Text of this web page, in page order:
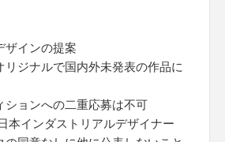
ザインの提案
ジナルで国内外未発表の作品に
ョンへの二重応募は不可
本インダストリアルデザイナー